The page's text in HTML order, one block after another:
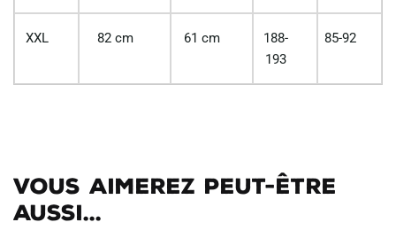
XXL 82 cm 61 cm
188-
193
85-92
Vous aimerez peut-être
aussi...